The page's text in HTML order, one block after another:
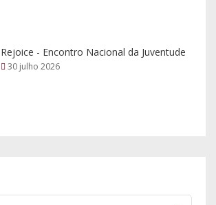
Rejoice - Encontro Nacional da Juventude
30 julho 2026